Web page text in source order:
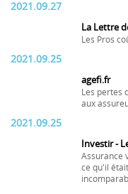
2021.09.27
La Lettre
Les Pros
2021.09.25
agefi.fr
Les pertes
aux
2021.09.25
Investir -
Assurance
ce qu'il